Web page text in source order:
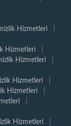
Hizmetleri
Hizmetleri
Hizmetleri
Hizmetleri
Hizmetleri
Hizmetleri